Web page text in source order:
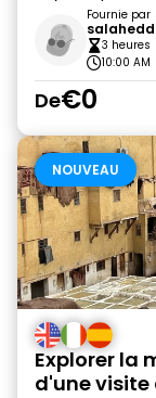
Fournie par
3 heures
10:00 AM
De€0
NOUVEAU
Explorer la
d'une visite